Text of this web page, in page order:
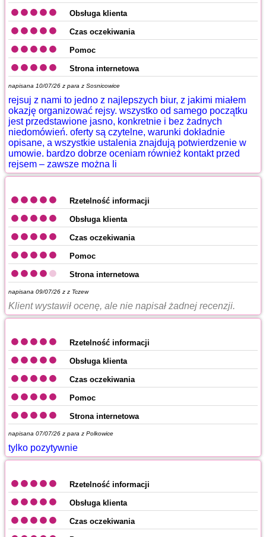
Obsługa klienta
Czas oczekiwania
Pomoc
Strona internetowa
napisana 10/07/26 z para z Sosnicowice
rejsuj z nami to jedno z najlepszych biur, z jakimi miałem
okazję organizować rejsy. wszystko od samego początku
jest przedstawione jasno, konkretnie i bez żadnych
niedomówień. oferty są czytelne, warunki dokładnie
opisane, a wszystkie ustalenia znajdują potwierdzenie w
umowie. bardzo dobrze oceniam również kontakt przed
rejsem – zawsze można li
Rzetelność informacji
Obsługa klienta
Czas oczekiwania
Pomoc
Strona internetowa
napisana 09/07/26 z z Tczew
Klient wystawił ocenę, ale nie napisał żadnej recenzji.
Rzetelność informacji
Obsługa klienta
Czas oczekiwania
Pomoc
Strona internetowa
napisana 07/07/26 z para z Polkowice
tylko pozytywnie
Rzetelność informacji
Obsługa klienta
Czas oczekiwania